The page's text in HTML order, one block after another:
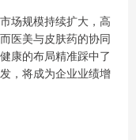
场规模持续扩大，高
医美与皮肤药的协同
康的布局精准踩中了
，将成为企业业绩增